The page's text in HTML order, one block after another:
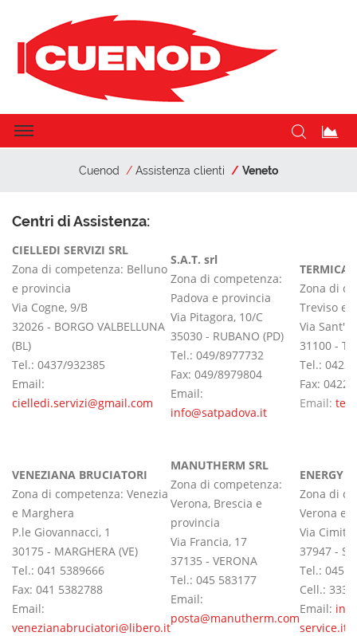
Cuenod Assistenza clienti Veneto
Centri di Assistenza:
CIELLEDI SERVIZI SRL
Zona di competenza: Belluno
e provincia
Via Cogne, 9/B
32026 - BORGO VALBELLUNA
(BL)
Tel.: 0437/932385
Email:
cielledi.servizi@gmail.com
S.A.T. srl
Zona di competenza:
Padova e provincia
Via Pitagora, 10/C
35030 - RUBANO (PD)
Tel.: 049/8977732
Fax: 049/8979804
Email:
info@satpadova.it
TERMICA
Zona di
Treviso e
Via
31100 -
Tel.:
Fax:
Email:
VENEZIANA BRUCIATORI
Zona di competenza: Venezia
e Marghera
P.le Giovannacci, 1
30175 - MARGHERA (VE)
Tel.: 041 5389666
Fax: 041 5382788
Email:
venezianabruciatori@libero.it
MANUTHERM SRL
Zona di competenza:
Verona, Brescia e
provincia
Via Francia, 17
37135 - VERONA
Tel.: 045 583177
Email:
posta@manutherm.com
ENERGY
Zona di
Verona e
Via
37947 -
Tel.: 045
Cell.: 333
Email:
service.it